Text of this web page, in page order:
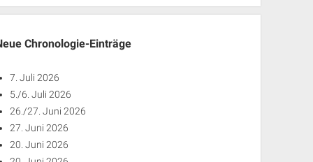
Chronologie-Einträge
7. Juli 2026
5./6. Juli 2026
26./27. Juni 2026
27. Juni 2026
20. Juni 2026